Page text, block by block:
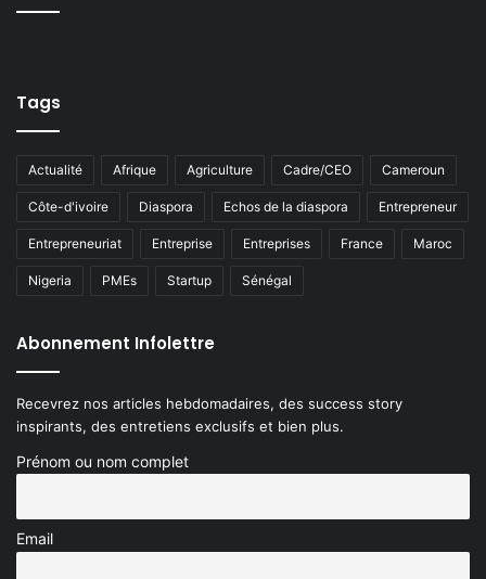
Tags
Actualité Afrique Agriculture Cadre/CEO Cameroun
Côte-d'ivoire Diaspora Echos de la diaspora Entrepreneur
Entrepreneuriat Entreprise Entreprises France Maroc
Nigeria PMEs Startup Sénégal
Abonnement Infolettre
Recevrez nos articles hebdomadaires, des success story
inspirants, des entretiens exclusifs et bien plus.
Prénom ou nom complet
Email